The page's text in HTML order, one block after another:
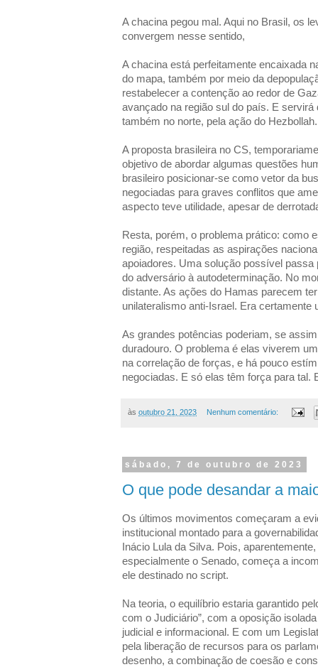
A chacina pegou mal. Aqui no Brasil, os
convergem nesse sentido,
A chacina está perfeitamente encaixada
do mapa, também por meio da
restabelecer a contenção ao redor de
avançado na região sul do país. E
também no norte, pela ação do Hezbollah.
A proposta brasileira no CS,
objetivo de abordar algumas questões
brasileiro posicionar-se como vetor da
negociadas para graves conflitos que
aspecto teve utilidade, apesar de
Resta, porém, o problema prático: como
região, respeitadas as aspirações
apoiadores. Uma solução possível
do adversário à autodeterminação. No
distante. As ações do Hamas parecem
unilateralismo anti-Israel. Era certamente
As grandes potências poderiam, se
duradouro. O problema é elas viverem
na correlação de forças, e há pouco
negociadas. E só elas têm força para tal.
às outubro 21, 2023 Nenhum comentário:
sábado, 7 de outubro de 2023
O que pode desandar a
Os últimos movimentos começaram a
institucional montado para a
Inácio Lula da Silva. Pois,
especialmente o Senado, começa a
ele destinado no script.
Na teoria, o equilíbrio estaria garantido
com o Judiciário”, com a oposição
judicial e informacional. E com um
pela liberação de recursos para os
desenho, a combinação de coesão e